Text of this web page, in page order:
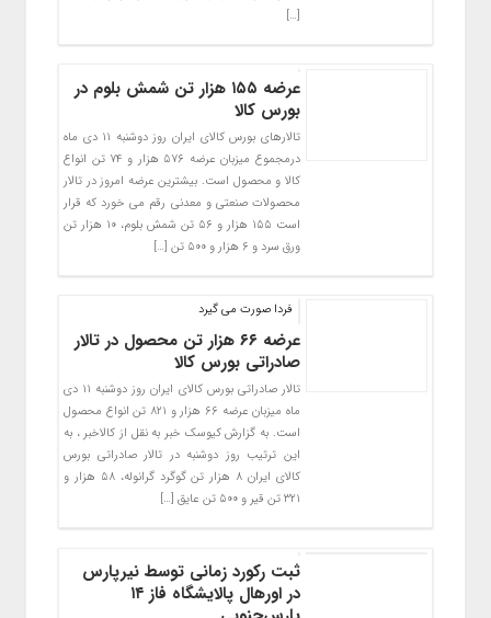
[…]
عرضه ۱۵۵ هزار تن شمش بلوم در
بورس کالا
تالارهای بورس کالای ایران روز دوشنبه ۱۱ دی ماه
درمجموع میزبان عرضه ۵۷۶ هزار و ۷۴ تن انواع
کالا و محصول است. بیشترین عرضه امروز در تالار
محصولات صنعتی و معدنی رقم می خورد که قرار
است ۱۵۵ هزار و ۵۶ تن شمش بلوم، ۱۰ هزار تن
ورق سرد و ۶ هزار و ۵۰۰ تن […]
فردا صورت می گیرد
عرضه ۶۶ هزار تن محصول در تالار
صادراتی بورس کالا
تالار صادراتی بورس کالای ایران روز دوشنبه ۱۱ دی
ماه میزبان عرضه ۶۶ هزار و ۸۲۱ تن انواع محصول
است. به گزارش کیوسک خبر به نقل از کالاخبر ، به
این ترتیب روز دوشنبه در تالار صادراتی بورس
کالای ایران ۸ هزار تن گوگرد گرانوله، ۵۸ هزار و
۳۲۱ تن قیر و ۵۰۰ تن عایق […]
ثبت رکورد زمانی توسط نیرپارس
در اورهال پالایشگاه فاز ۱۴